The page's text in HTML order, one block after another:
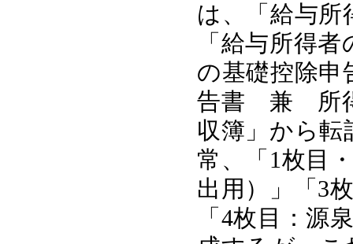
は、「給与所
「給与所得
の基礎控除申
告書 兼 所得
収簿」から転
常、「1枚目
出用）」「3
「4枚目：源